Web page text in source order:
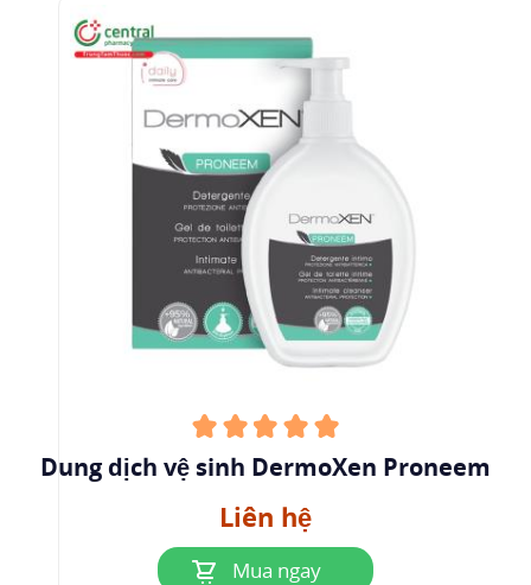
Dung dịch vệ sinh DermoXen Proneem
Liên hệ
Mua ngay